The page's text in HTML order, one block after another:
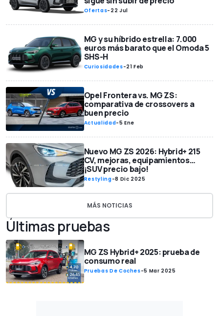
Ofertas- 22 Jul
MG y su híbrido estrella: 7.000
euros más barato que el Omoda 5
SHS-H
Curiosidades-21 Feb
Opel Frontera vs. MG ZS:
comparativa de crossovers a
buen precio
Actualidad-5 Ene
Nuevo MG ZS 2026: Hybrid+ 215
CV, mejoras, equipamientos…
¡SUV precio bajo!
Restyling-8 Dic 2025
MÁS NOTICIAS
Últimas pruebas
MG ZS Hybrid+ 2025: prueba de
consumo real
Pruebas De Coches-5 Mar 2025